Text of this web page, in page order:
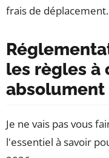
frais de déplacement.
les règles à
absolument
Je ne vais pas vous
l'essentiel à savoir